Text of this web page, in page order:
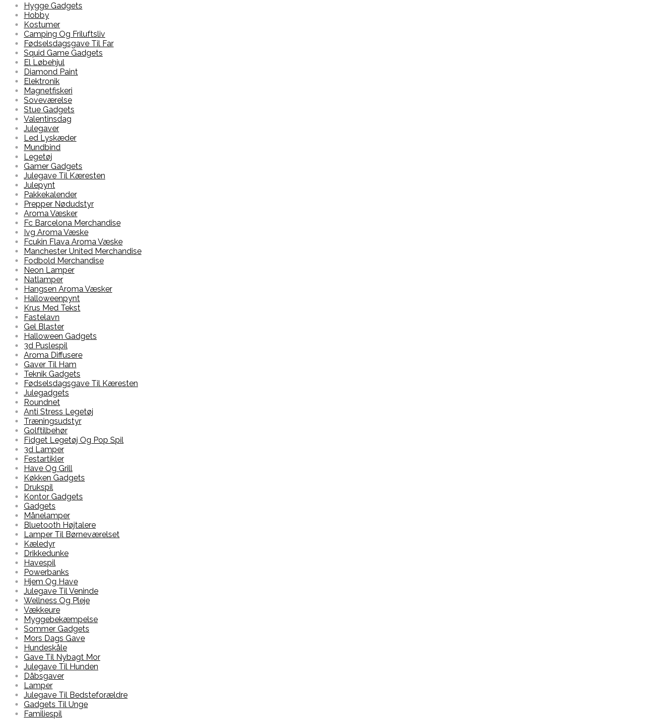
Hygge Gadgets
Hobby
Kostumer
Camping Og Friluftsliv
Fødselsdagsgave Til Far
Squid Game Gadgets
El Løbehjul
Diamond Paint
Elektronik
Magnetfiskeri
Soveværelse
Stue Gadgets
Valentinsdag
Julegaver
Led Lyskæder
Mundbind
Legetøj
Gamer Gadgets
Julegave Til Kæresten
Julepynt
Pakkekalender
Prepper Nødudstyr
Aroma Væsker
Fc Barcelona Merchandise
Ivg Aroma Væske
Fcukin Flava Aroma Væske
Manchester United Merchandise
Fodbold Merchandise
Neon Lamper
Natlamper
Hangsen Aroma Væsker
Halloweenpynt
Krus Med Tekst
Fastelavn
Gel Blaster
Halloween Gadgets
3d Puslespil
Aroma Diffusere
Gaver Til Ham
Teknik Gadgets
Fødselsdagsgave Til Kæresten
Julegadgets
Roundnet
Anti Stress Legetøj
Træningsudstyr
Golftilbehør
Fidget Legetøj Og Pop Spil
3d Lamper
Festartikler
Have Og Grill
Køkken Gadgets
Drukspil
Kontor Gadgets
Gadgets
Månelamper
Bluetooth Højtalere
Lamper Til Børneværelset
Kæledyr
Drikkedunke
Havespil
Powerbanks
Hjem Og Have
Julegave Til Veninde
Wellness Og Pleje
Vækkeure
Myggebekæmpelse
Sommer Gadgets
Mors Dags Gave
Hundeskåle
Gave Til Nybagt Mor
Julegave Til Hunden
Dåbsgaver
Lamper
Julegave Til Bedsteforældre
Gadgets Til Unge
Familiespil